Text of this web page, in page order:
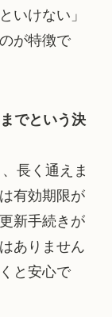
いけない」
が特徴で
でという決
長く通えま
有効期限が
新手続きが
ありません
と安心で